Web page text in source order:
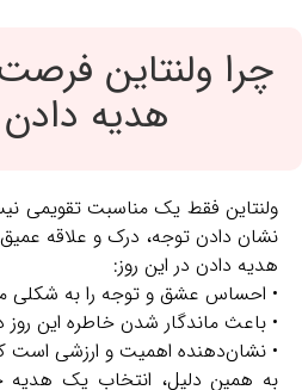
چرا ولنتاین
هدیه
ولنتاین فقط یک مناسبت تقویمی
نشان دادن توجه، درک و علاقه
هدیه دادن در این روز:
• احساس عشق و توجه را به شکلی
• باعث ماندگار شدن خاطره این
• نشان‌دهنده اهمیت و ارزشی است
به همین دلیل، انتخاب یک هدیه